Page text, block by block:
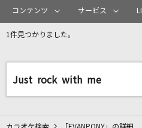
カラオケリ
リアルタイムで歌わ
RADWIMPS
コンテンツ サービス
1件見つかりました。
Just rock with me